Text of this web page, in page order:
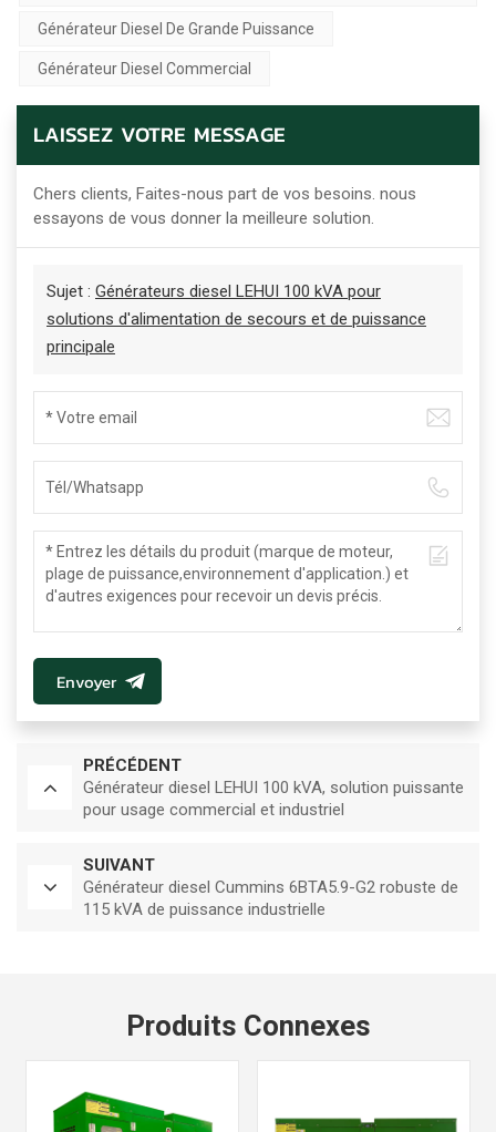
Générateur Diesel De Grande Puissance
Générateur Diesel Commercial
LAISSEZ VOTRE MESSAGE
Chers clients, Faites-nous part de vos besoins. nous
essayons de vous donner la meilleure solution.
Sujet : Générateurs diesel LEHUI 100 kVA pour
solutions d'alimentation de secours et de puissance
principale
Envoyer
PRÉCÉDENT
Générateur diesel LEHUI 100 kVA, solution puissante
pour usage commercial et industriel
SUIVANT
Générateur diesel Cummins 6BTA5.9-G2 robuste de
115 kVA de puissance industrielle
Produits Connexes